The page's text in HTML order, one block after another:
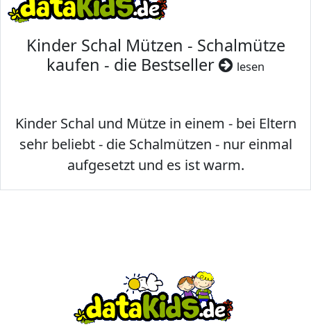
Kinder Schal Mützen - Schalmütze
kaufen - die Bestseller
lesen
Kinder Schal und Mütze in einem - bei Eltern
sehr beliebt - die Schalmützen - nur einmal
aufgesetzt und es ist warm.